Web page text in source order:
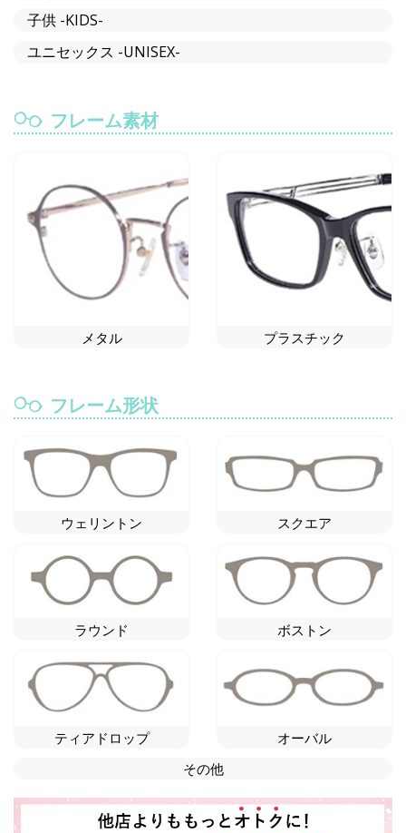
子供 -KIDS-
ユニセックス -UNISEX-
フレーム素材
メタル プラスチック
フレーム形状
ウェリントン スクエア
ラウンド ボストン
ティアドロップ
オーバル
その他